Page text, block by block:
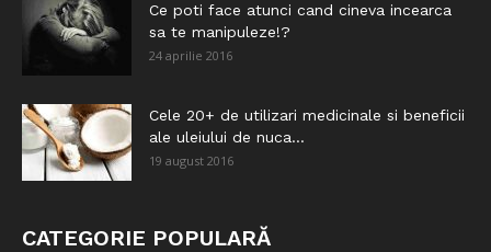
Ce poti face atunci cand cineva incearca
sa te manipuleze!?
24 aprilie 2016
Cele 20+ de utilizari medicinale si beneficii
ale uleiului de nuca...
19 august 2016
CATEGORIE POPULARĂ